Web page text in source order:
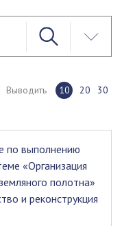
Выводить 10 20 30
по выполнению
«Организация
полотна»
и реконструкция